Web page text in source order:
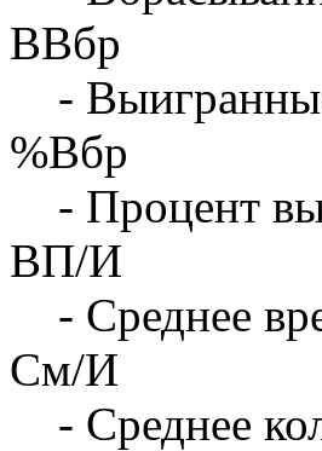
ВВбр
-
%Вбр
- Процент
ВП/И
- Среднее
См/И
- Среднее